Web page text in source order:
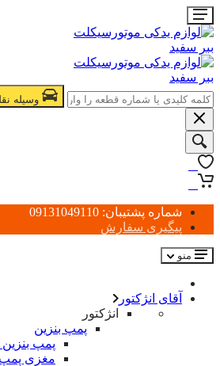
وسیله
شماره پشتیبان: 09131049110
پیگیری سفارش
منو
آقای انژکتور
انژکتور
پمپ بنزین
پمپ
مغزی پمپ